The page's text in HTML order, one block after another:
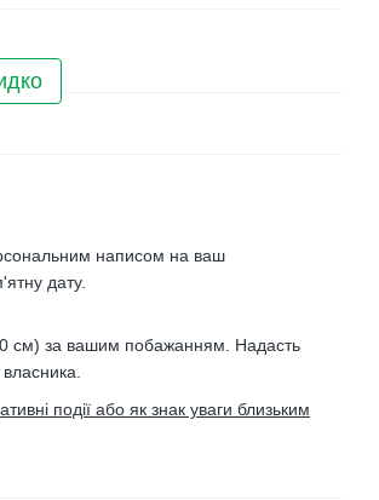
написом на ваш
дату.
см) за вашим побажанням. Надасть
власника.
події або як знак уваги близьким